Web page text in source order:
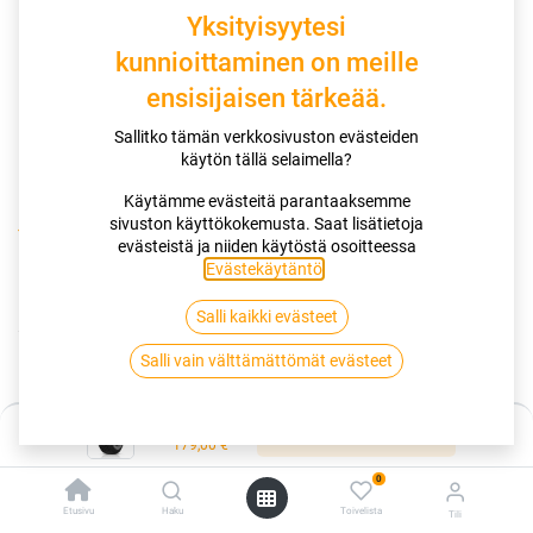
179,00€
Etusivu Haku
0
Toivelista Tili
Kauppa
245/65R17 111T HANKOOK DYNAPRO AT2 RF11 FP 3PMSF
245/65R17 111T HANKOOK
DYNAPRO AT2 RF11 FP 3PMSF
179,00€/ kpl
Saatavilla
Yksityisyytesi
kunnioittaminen on meille
ensisijaisen tärkeää.
Sallitko tämän verkkosivuston evästeiden
käytön tällä selaimella?
Käytämme evästeitä parantaaksemme
sivuston käyttökokemusta. Saat lisätietoja
evästeistä ja niiden käytöstä osoitteessa
Evästekäytäntö
Salli kaikki evästeet
Salli vain välttämättömät evästeet